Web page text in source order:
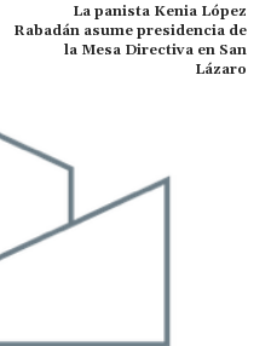
La panista Kenia López
Rabadán asume presidencia de
la Mesa Directiva en San
Lázaro